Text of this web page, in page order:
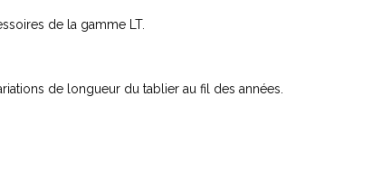
de la gamme LT.
de longueur du tablier au fil des années.